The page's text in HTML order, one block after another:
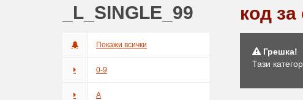
_L_SINGLE_99
Покажи всички
0-9
A
код
Грешка!
Тази